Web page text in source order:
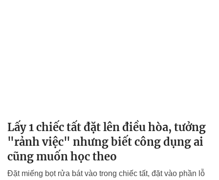
Lấy 1 chiếc tất đặt lên điều hòa, tưởng
"rảnh việc" nhưng biết công dụng ai
cũng muốn học theo
Đặt miếng bọt rửa bát vào trong chiếc tất, đặt vào phần lỗ